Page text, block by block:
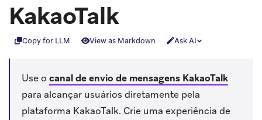
KakaoTalk
Copy for LLM View as Markdown Ask AI
Use o canal de envio de mensagens KakaoTalk
para alcançar usuários diretamente pela
plataforma KakaoTalk. Crie uma experiência de